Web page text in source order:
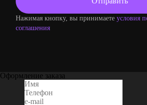
Нажимая кнопку, вы принимаете условия
соглашения
Оформление заказа